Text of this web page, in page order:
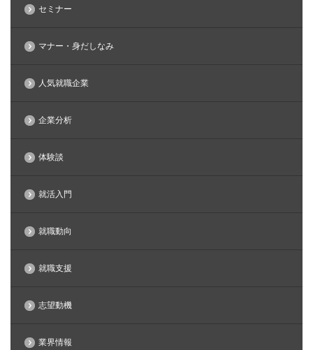
セミナー
マナー・身だしなみ
人気就職企業
企業分析
体験談
就活入門
就職動向
就職支援
志望動機
業界情報